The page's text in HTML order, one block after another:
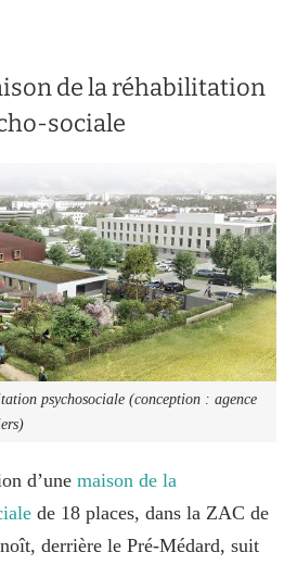
de la réhabilitation
sociale
psychosociale (conception : agence
d’une maison de la
de 18 places, dans la ZAC de
derrière le Pré-Médard, suit